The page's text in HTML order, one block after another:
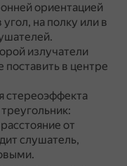
ориентацией
на полку или в
излучатели
в центре
стереоэффекта
от
слушатель,